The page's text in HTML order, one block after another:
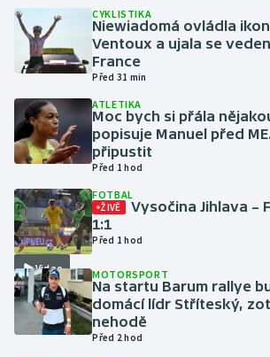
Jezdectví
Judo
Krasobruslení
Lezení
Moderní pětiboj
Motorsport
Olympijské hry
CYKLISTIKA
Niewiadomá ovládla
Ventoux a ujala se
France
Před 31 min
ATLETIKA
Moc bych si přála
popisuje Manuel před
připustit
Před 1 hod
Video
FOTBAL
ŽIVĚ
Vysočina Jihlava –
1:1
Před 1 hod
MOTORSPORT
Na startu Barum rallye
domácí lídr Stříteský,
nehodě
Před 2 hod